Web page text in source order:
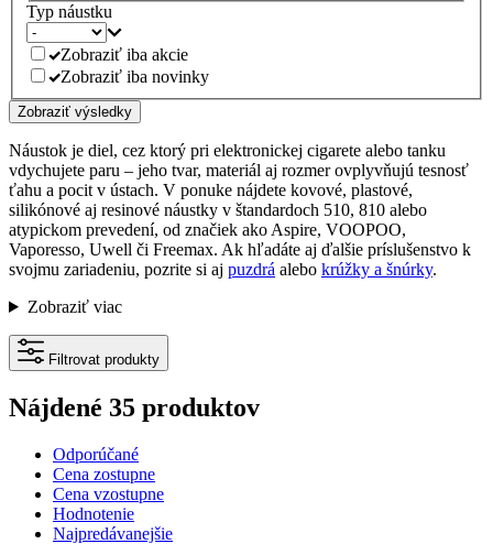
Typ náustku
Zobraziť iba akcie
Zobraziť iba novinky
Zobraziť výsledky
Náustok je diel, cez ktorý pri elektronickej cigarete alebo tanku
vdychujete paru – jeho tvar, materiál aj rozmer ovplyvňujú tesnosť
ťahu a pocit v ústach. V ponuke nájdete kovové, plastové,
silikónové aj resinové náustky v štandardoch 510, 810 alebo
atypickom prevedení, od značiek ako Aspire, VOOPOO,
Vaporesso, Uwell či Freemax. Ak hľadáte aj ďalšie príslušenstvo k
svojmu zariadeniu, pozrite si aj puzdrá alebo krúžky a šnúrky.
Zobraziť viac
Filtrovat produkty
Nájdené 35 produktov
Odporúčané
Cena zostupne
Cena vzostupne
Hodnotenie
Najpredávanejšie